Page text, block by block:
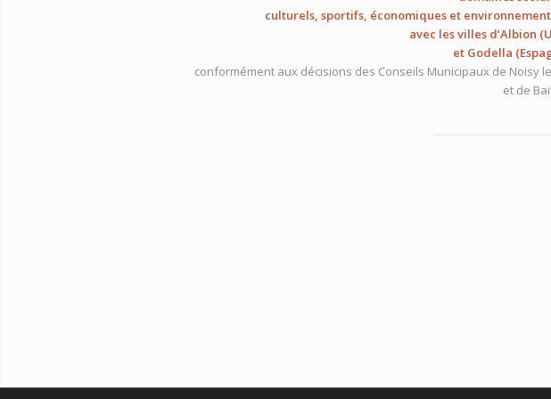
culturels, sportifs, économiques et
avec les villes d’Albion
et Godella
conformément aux décisions des Conseils Municipaux de Noisy
et de